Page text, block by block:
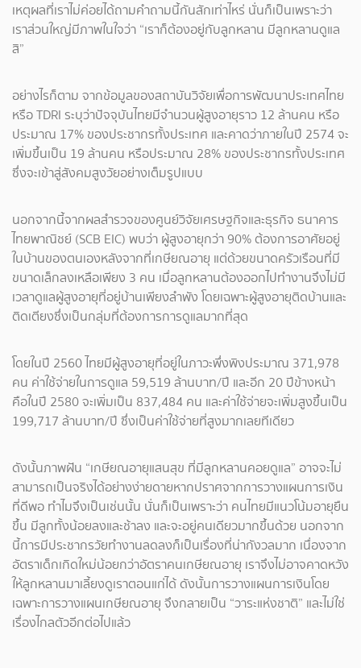
เหตุผลที่เราไม่ค่อยได้ถามคำถามนี้กันสักเท่าไหร่ นั่นก็เป็นเพราะว่า
เราส่วนใหญ่มีภาพในใจว่า “เราก็ต้องอยู่กับลูกหลาน มีลูกหลานดูแล
สิ”
อย่างไรก็ตาม จากข้อมูลของสถาบันวิจัยเพื่อการพัฒนาประเทศไทย
หรือ TDRI ระบุว่าปัจจุบันไทยมีจำนวนผู้สูงอายุราว 12 ล้านคน หรือ
ประมาณ 17% ของประชากรทั้งประเทศ และคาดว่าภายในปี 2574 จะ
เพิ่มขึ้นเป็น 19 ล้านคน หรือประมาณ 28% ของประชากรทั้งประเทศ
ซึ่งจะเข้าสู่สังคมสูงวัยอย่างเต็มรูปแบบ
นอกจากนี้จากผลสำรวจของศูนย์วิจัยเศรษฐกิจและธุรกิจ ธนาคาร
ไทยพาณิชย์ (SCB EIC) พบว่า ผู้สูงอายุกว่า 90% ต้องการอาศัยอยู่
ในบ้านของตนเองหลังจากที่เกษียณอายุ แต่ด้วยขนาดครัวเรือนที่มี
ขนาดเล็กลงเหลือเพียง 3 คน เมื่อลูกหลานต้องออกไปทำงานจึงไม่มี
เวลาดูแลผู้สูงอายุที่อยู่บ้านเพียงลำพัง โดยเฉพาะผู้สูงอายุติดบ้านและ
ติดเตียงซึ่งเป็นกลุ่มที่ต้องการการดูแลมากที่สุด
โดยในปี 2560 ไทยมีผู้สูงอายุที่อยู่ในภาวะพึ่งพิงประมาณ 371,978
คน ค่าใช้จ่ายในการดูแล 59,519 ล้านบาท/ปี และอีก 20 ปีข้างหน้า
คือในปี 2580 จะเพิ่มเป็น 837,484 คน และค่าใช้จ่ายจะเพิ่มสูงขึ้นเป็น
199,717 ล้านบาท/ปี ซึ่งเป็นค่าใช้จ่ายที่สูงมากเลยทีเดียว
ดังนั้นภาพฝัน “เกษียณอายุแสนสุข ที่มีลูกหลานคอยดูแล” อาจจะไม่
สามารถเป็นจริงได้อย่างง่ายดายหากปราศจากการวางแผนการเงิน
ที่ดีพอ ทำไมจึงเป็นเช่นนั้น นั่นก็เป็นเพราะว่า คนไทยมีแนวโน้มอายุยืน
ขึ้น มีลูกทั้งน้อยลงและช้าลง และจะอยู่คนเดียวมากขึ้นด้วย นอกจาก
นี้การมีประชากรวัยทำงานลดลงก็เป็นเรื่องที่น่ากังวลมาก เนื่องจาก
อัตราเด็กเกิดใหม่น้อยกว่าอัตราคนเกษียณอายุ เราจึงไม่อาจคาดหวัง
ให้ลูกหลานมาเลี้ยงดูเราตอนแก่ได้ ดังนั้นการวางแผนการเงินโดย
เฉพาะการวางแผนเกษียณอายุ จึงกลายเป็น “วาระแห่งชาติ” และไม่ใช่
เรื่องไกลตัวอีกต่อไปแล้ว